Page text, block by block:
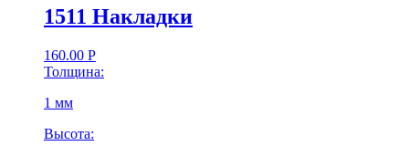
1511 Накладки
160.00 Р
Толщина:
1 мм
Высота: